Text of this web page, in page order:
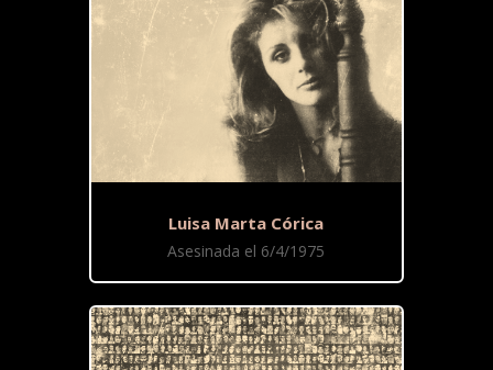
Luisa Marta Córica
Asesinada el 6/4/1975